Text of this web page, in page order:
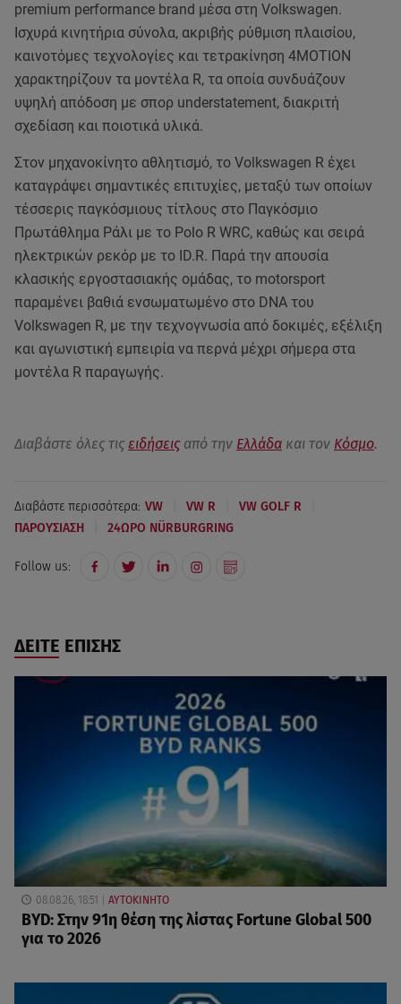
premium performance brand μέσα στη Volkswagen.
Ισχυρά κινητήρια σύνολα, ακριβής ρύθμιση πλαισίου,
καινοτόμες τεχνολογίες και τετρακίνηση 4MOTION
χαρακτηρίζουν τα μοντέλα R, τα οποία συνδυάζουν
υψηλή απόδοση με σπορ understatement, διακριτή
σχεδίαση και ποιοτικά υλικά.
Στον μηχανοκίνητο αθλητισμό, το Volkswagen R έχει
καταγράψει σημαντικές επιτυχίες, μεταξύ των οποίων
τέσσερις παγκόσμιους τίτλους στο Παγκόσμιο
Πρωτάθλημα Ράλι με το Polo R WRC, καθώς και σειρά
ηλεκτρικών ρεκόρ με το ID.R. Παρά την απουσία
κλασικής εργοστασιακής ομάδας, το motorsport
παραμένει βαθιά ενσωματωμένο στο DNA του
Volkswagen R, με την τεχνογνωσία από δοκιμές, εξέλιξη
και αγωνιστική εμπειρία να περνά μέχρι σήμερα στα
μοντέλα R παραγωγής.
Διαβάστε όλες τις ειδήσεις από την Ελλάδα και τον Κόσμο.
Διαβάστε περισσότερα: VW VW R VW GOLF R
ΠΑΡΟΥΣΙΑΣΗ 24ΩΡΟ NÜRBURGRING
Follow us:
ΔΕΙΤΕ ΕΠΙΣΗΣ
08.08.26, 18:51 ΑΥΤΟΚΙΝΗΤΟ
BYD: Στην 91η θέση της λίστας Fortune Global 500
για το 2026